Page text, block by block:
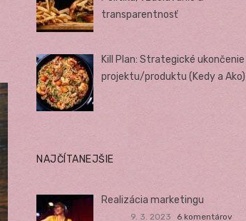
transparentnosť
Kill Plan: Strategické ukončenie
projektu/produktu (Kedy a Ako)
NAJČÍTANEJŠIE
Realizácia marketingu
9. 3. 2023 6 komentárov